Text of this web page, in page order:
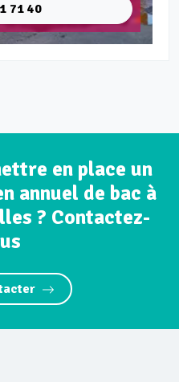
71 40
en place un
annuel de bac à
? Contactez-